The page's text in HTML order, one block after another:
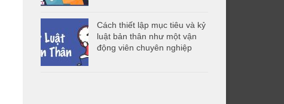
Cách thiết lập mục tiêu và kỷ
luật bản thân như một vận
động viên chuyên nghiệp